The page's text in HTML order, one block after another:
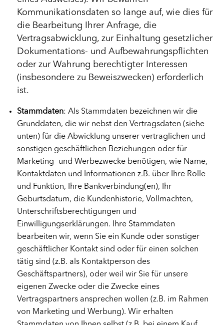
Kommunikationsdaten so lange auf, wie dies für
die Bearbeitung Ihrer Anfrage, die
Vertragsabwicklung, zur Einhaltung gesetzlicher
Dokumentations- und Aufbewahrungspflichten
oder zur Wahrung berechtigter Interessen
(insbesondere zu Beweiszwecken) erforderlich
ist.
Stammdaten: Als Stammdaten bezeichnen wir die
Grunddaten, die wir nebst den Vertragsdaten (siehe
unten) für die Abwicklung unserer vertraglichen und
sonstigen geschäftlichen Beziehungen oder für
Marketing- und Werbezwecke benötigen, wie Name,
Kontaktdaten und Informationen z.B. über Ihre Rolle
und Funktion, Ihre Bankverbindung(en), Ihr
Geburtsdatum, die Kundenhistorie, Vollmachten,
Unterschriftsberechtigungen und
Einwilligungserklärungen. Ihre Stammdaten
bearbeiten wir, wenn Sie ein Kunde oder sonstiger
geschäftlicher Kontakt sind oder für einen solchen
tätig sind (z.B. als Kontaktperson des
Geschäftspartners), oder weil wir Sie für unsere
eigenen Zwecke oder die Zwecke eines
Vertragspartners ansprechen wollen (z.B. im Rahmen
von Marketing und Werbung). Wir erhalten